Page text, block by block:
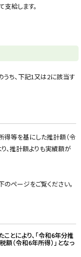
給します。
ち、下記1又は2に該当す
等を基にした推計額（令
、推計額よりも実績額が
ページをご覧ください。
とにより、「令和6年分推
（令和6年所得）」となっ